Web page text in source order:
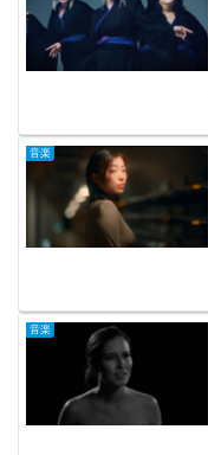
音楽
音楽